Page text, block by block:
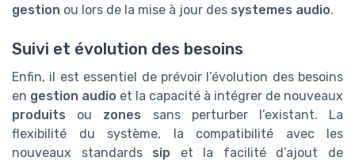
gestion ou lors de la mise à jour des systemes audio.
Suivi et évolution des besoins
Enfin, il est essentiel de prévoir l’évolution des besoins
en gestion audio et la capacité à intégrer de nouveaux
produits ou zones sans perturber l’existant. La
flexibilité du système, la compatibilité avec les
nouveaux standards sip et la facilité d’ajout de